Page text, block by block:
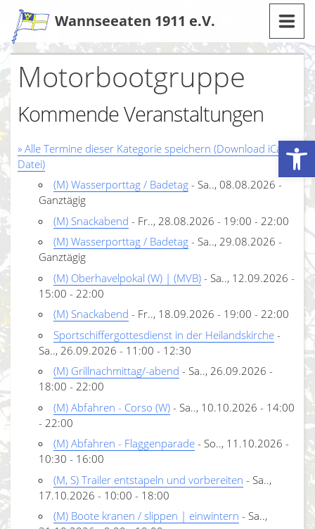
Werkzeugleiste öffnen
Zum
Inhalt
Wannseeaten 1911 e.V.
Motorbootgruppe
Kommende Veranstaltungen
» Alle Termine dieser Kategorie speichern (Download iCal-
Datei)
(M) Wasserporttag / Badetag - Sa.., 08.08.2026 -
Ganztägig
(M) Snackabend - Fr.., 28.08.2026 - 19:00 - 22:00
(M) Wasserporttag / Badetag - Sa.., 29.08.2026 -
Ganztägig
(M) Oberhavelpokal (W) | (MVB) - Sa.., 12.09.2026 -
15:00 - 22:00
(M) Snackabend - Fr.., 18.09.2026 - 19:00 - 22:00
Sportschiffergottesdienst in der Heilandskirche -
Sa.., 26.09.2026 - 11:00 - 12:30
(M) Grillnachmittag/-abend - Sa.., 26.09.2026 -
18:00 - 22:00
(M) Abfahren - Corso (W) - Sa.., 10.10.2026 - 14:00
- 22:00
(M) Abfahren - Flaggenparade - So.., 11.10.2026 -
10:30 - 16:00
(M, S) Trailer entstapeln und vorbereiten - Sa..,
17.10.2026 - 10:00 - 18:00
(M) Boote kranen / slippen | einwintern - Sa..,